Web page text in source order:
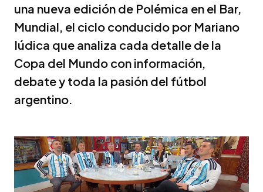
una nueva edición de Polémica en el Bar,
Mundial, el ciclo conducido por Mariano
Iúdica que analiza cada detalle de la
Copa del Mundo con información,
debate y toda la pasión del fútbol
argentino.